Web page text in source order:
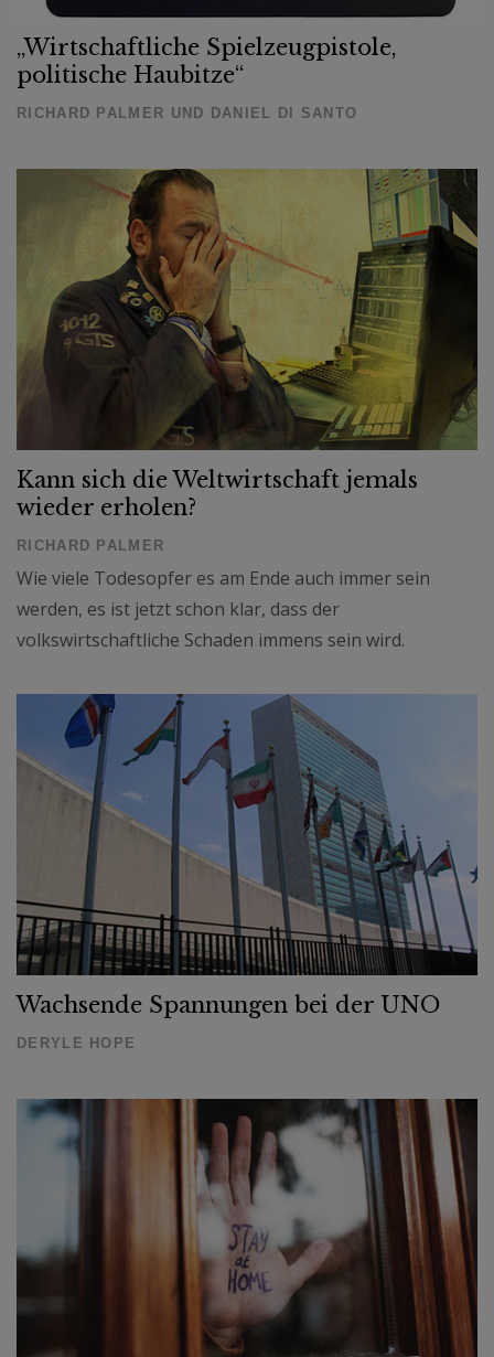
„Wirtschaftliche Spielzeugpistole,
politische Haubitze“
RICHARD PALMER UND DANIEL DI SANTO
Kann sich die Weltwirtschaft jemals
wieder erholen?
RICHARD PALMER
Wie viele Todesopfer es am Ende auch immer sein
werden, es ist jetzt schon klar, dass der
volkswirtschaftliche Schaden immens sein wird.
Wachsende Spannungen bei der UNO
DERYLE HOPE